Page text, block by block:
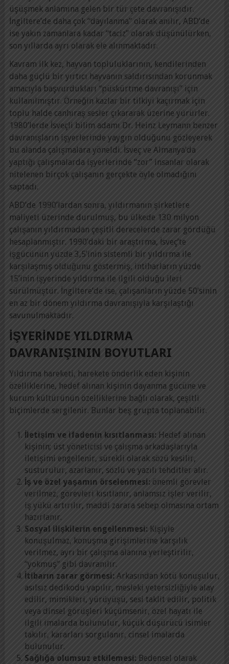
üşüşmek anlamına gelen bir tür çete davranışıdır.
İngiltere’de daha çok “dayılanma” olarak anılır, ABD’de
ise yakın zamanlara kadar “taciz” olarak düşünülürken,
son yıllarda ayrı olarak ele alınmaktadır.
Kavram ilk kez, hayvan topluluklarının, kendilerinden
daha güçlü bir yırtıcı hayvanın saldırısından korunmak
amacıyla başvurdukları “püskürtme davranışı” için
kullanılmıştır. Örneğin kazlar bir tilkiyi kaçırmak için
toplu halde canhıraş sesler çıkararak üzerine yürürler.
1980’lerde İsveçli bilim adamı Dr. Heinz Leymann benzer
davranışların işyerlerinde yaygın olduğunu gözleyerek
bu alanda çalışmalara yöneldi. İsveç ve Almanya’da
yaptığı çalışmalarda işyerlerinde “zor” insanlar olarak
nitelenen birçok çalışanın gerçekte öyle olmadığını
saptadı.
ABD’de 1990’lardan sonra, yıldırmanın şirketlere
maliyeti üzerinde durulmuş, bu ülkede 130 milyon
çalışanın yıldırmadan çeşitli derecelerde zarar gördüğü
hesaplanmıştır. 1990’daki bir araştırma, İsveç’te
işgücünün yüzde 3,5’inin sistemli bir yıldırma ile
karşılaşmış olduğunu göstermiş, intiharların yüzde
15’inin işyerinde yıldırma ile ilgili olduğu ileri
sürülmüştür. İngiltere’de ise, çalışanların yüzde 50’sinin
en az bir dönem yıldırma davranışıyla karşılaştığı
savunulmaktadır.
İŞYERINDE YILDIRMA
DAVRANIŞININ BOYUTLARI
Yıldırma hareketi, harekete önderlik eden kişinin
özelliklerine, hedef alınan kişinin dayanma gücüne ve
kurum kültürünün özelliklerine bağlı olarak, çeşitli
biçimlerde sergilenir. Bunlar beş grupta toplanabilir.
İletişim ve ifadenin kısıtlanması: Hedef alınan
kişinin; üst yöneticisi ve çalışma arkadaşlarıyla
iletişimi engellenir, sürekli olarak sözü kesilir,
susturulur, azarlanır, sözlü ve yazılı tehditler alır.
İş ve özel yaşamın örselenmesi: önemli görevler
verilmez, görevleri kısıtlanır, anlamsız işler verilir,
iş yükü artırılır, maddi zarara sebep olmasına ortam
hazırlanır.
Sosyal ilişkilerin engellenmesi: Kişiyle
konuşulmaz, konuşma girişimlerine karşılık
verilmez, ayrı bir çalışma alanına yerleştirilir,
“yokmuş” gibi davranılır.
İtibarın zarar görmesi: Arkasından kötü konuşulur,
asılsız dedikodu yapılır, mesleki yetersizliğiyle alay
edilir, mimikleri, yürüyüşü, sesi taklit edilir, politik
veya dinsel görüşleri küçümsenir, özel hayatı ile
ilgili imalarda bulunulur, küçük düşürücü isimler
takılır, kararları sorgulanır, cinsel imalarda
bulunulur.
Sağlığa olumsuz etkilemesi: Bedensel olarak